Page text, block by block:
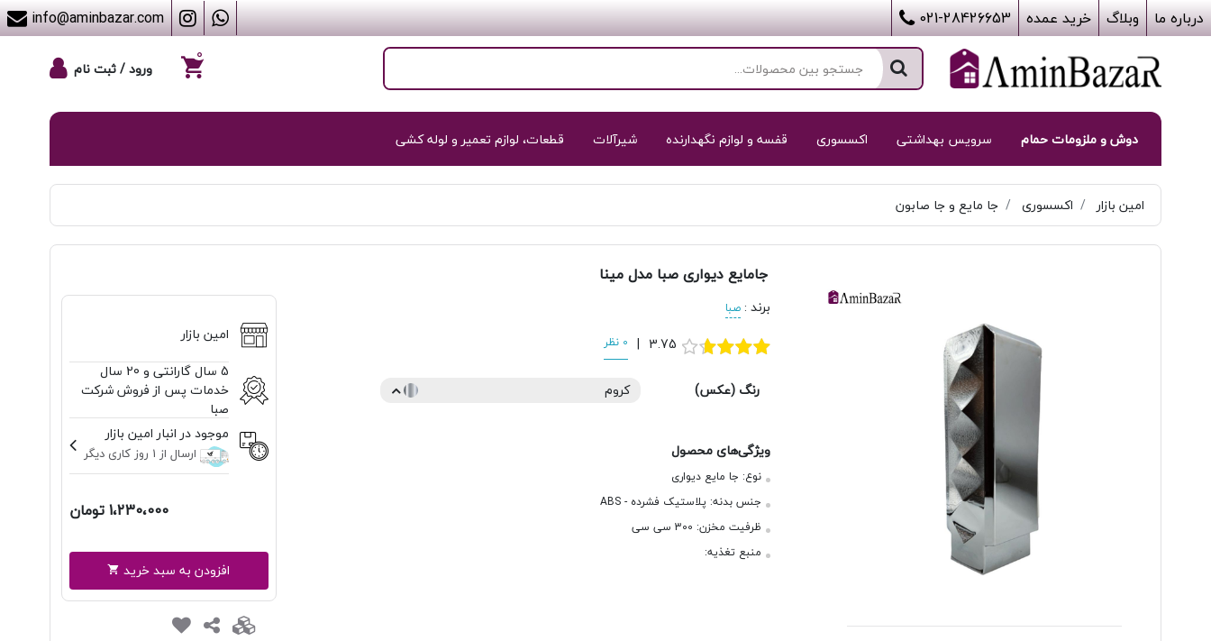
info@aminbazar.com درباره ما وبلاگ خرید عمده 021-28426653
ورود / ثبت نام
۰
دوش و ملزومات حمام سرویس بهداشتی اکسسوری قفسه و لوازم نگهدارنده شیرآلات قطعات، لوازم تعمیر و لوله کشی
امین بازار اکسسوری جا مایع و جا صابون
جامایع دیواری صبا مدل مینا
برند: صبا
3.75
| 0 نظر
رنگ (عکس) کروم
ویژگی‌های محصول
نوع: جا مایع دیواری
جنس بدنه: پلاستیک فشرده - ABS
ظرفیت مخزن: 300 سی سی
منبع تغذیه:
امین بازار
5 سال گارانتی و 20 سال
خدمات پس از فروش شرکت
صبا
موجود در انبار امین بازار
ارسال از 1 روز کاری دیگر
1،230،000 تومان
افزودن به سبد خرید